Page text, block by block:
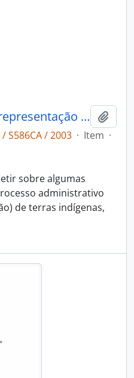
Cartografia nativa: a representação do território pelos Guarani Kaiowá para o procedimento administrativo de verificação da FUNAI
/ S586CA / 2003 · Item ·
sobre algumas
administrativo
de terras indígenas,